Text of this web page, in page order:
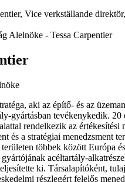
Alelnöke - Tessa Carpentier
aki az építő- és az
gyártásban tevékenykedik. 20
rendelkezik az értékesítési
és a stratégiai menedzsment
területen többek között Európa
acéltartály-
ki. Társalapítóként,
részlegért felelős